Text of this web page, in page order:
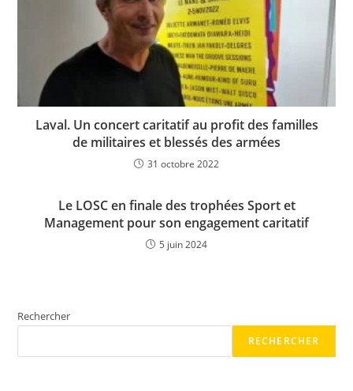
Laval. Un concert caritatif au profit des familles
de militaires et blessés des armées
31 octobre 2022
Le LOSC en finale des trophées Sport et
Management pour son engagement caritatif
5 juin 2024
Rechercher
RECHERCHER